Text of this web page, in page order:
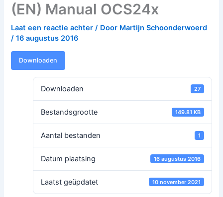
(EN) Manual OCS24x
Laat een reactie achter / Door Martijn Schoonderwoerd
/16 augustus 2016
Downloaden
Downloaden 27
Bestandsgrootte 149.81 KB
Aantal bestanden 1
Datum plaatsing 16 augustus 2016
Laatst geüpdatet 10 november 2021